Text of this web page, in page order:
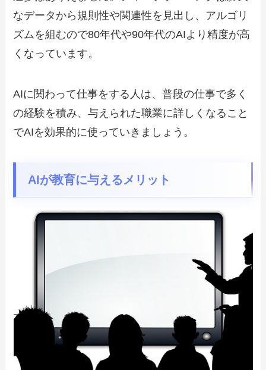
なデータから規則性や関連性を見出し、アルゴリ
ズムを組むので80年代や90年代のAIより精度が高
くなっています。
AIに関わって仕事をする人は、普段の仕事で多く
の経験を積み、与えられた職業に詳しくなること
でAIを効果的に使っていきましょう。
AIが教育に与えるメリット